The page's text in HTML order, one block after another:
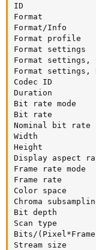
ID
Format
Format/Info
Format
Format
Format
Format
Codec ID
Duration
Bit rate
Bit rate
Nominal bit
Width
Height
Display
Frame rate
Frame rate
Color space
Chroma
Bit depth
Scan type
Bits/
Stream size